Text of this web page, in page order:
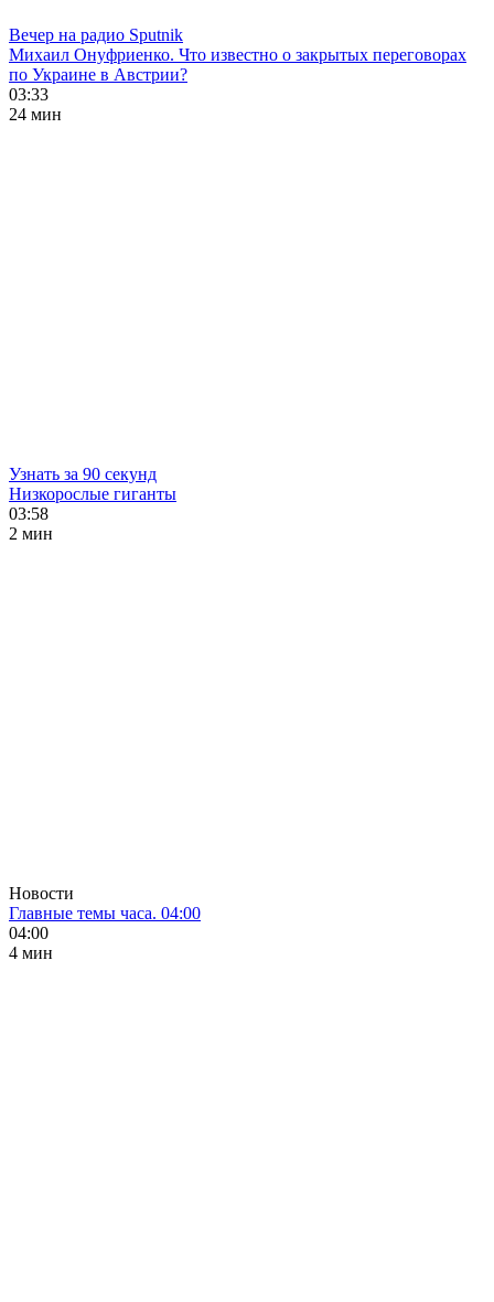
Вечер на радио Sputnik
Михаил Онуфриенко. Что известно о закрытых переговорах
по Украине в Австрии?
03:33
24 мин
Узнать за 90 секунд
Низкорослые гиганты
03:58
2 мин
Новости
Главные темы часа. 04:00
04:00
4 мин